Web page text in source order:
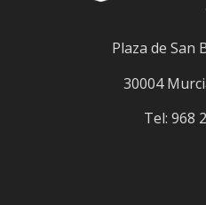
Plaza de San
30004
Tel: 968